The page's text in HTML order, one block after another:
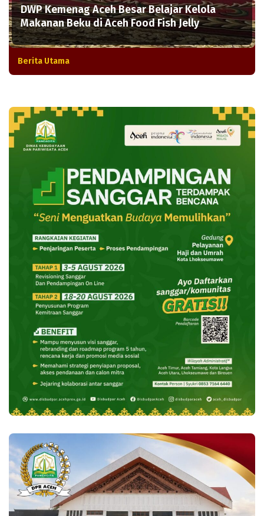
DWP Kemenag Aceh Besar Belajar Kelola
Makanan Beku di Aceh Food Fish Jelly
Berita Utama